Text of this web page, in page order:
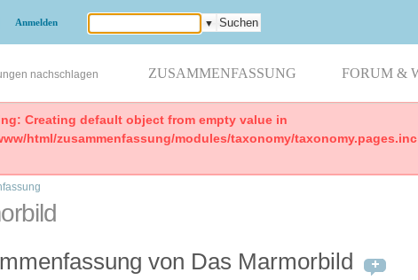
Anmelden ▼
nachschlagen ZUSAMMENFASSUNG FORUM &
Creating default object from empty value in
html/zusammenfassung/modules/taxonomy/
von Das Marmorbild